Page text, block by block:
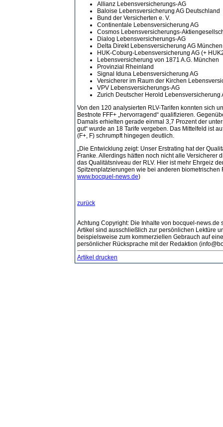
Allianz Lebensversicherungs-AG
Baloise Lebensversicherung AG Deutschland
Bund der Versicherten e. V.
Continentale Lebensversicherung AG
Cosmos Lebensversicherungs-
Dialog Lebensversicherungs-AG
Delta Direkt Lebensversicherung AG München
HUK-Coburg-Lebensversicherung AG (+
Lebensversicherung von 1871 A.G. München
Provinzial Rheinland
Signal Iduna Lebensversicherung AG
Versicherer im Raum der Kirchen
VPV Lebensversicherungs-AG
Zurich Deutscher Herold Lebensversicherung
Von den 120 analysierten RLV-Tarifen konnten sich
Bestnote FFF+ „hervorragend“ qualifizieren.
Damals erhielten gerade einmal 3,7 Prozent der
gut“ wurde an 18 Tarife vergeben. Das Mittelfeld ist
(F+, F) schrumpft hingegen deutlich.
„Die Entwicklung zeigt: Unser Erstrating hat der
Franke. Allerdings hätten noch nicht alle Versicherer
das Qualitätsniveau der RLV. Hier ist mehr Ehrgeiz
Spitzenplatzierungen wie bei anderen biometrischen
www.bocquel-news.de)
zurück
Achtung Copyright: Die Inhalte von bocquel-
Artikel sind ausschließlich zur persönlichen Lektüre
beispielsweise zum kommerziellen Gebrauch auf
persönlicher Rücksprache mit der Redaktion
Artikel drucken